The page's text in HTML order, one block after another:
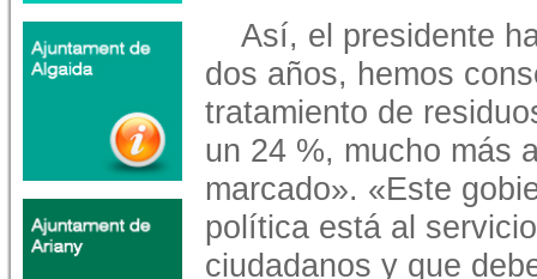
Así, el presidente
dos años, hemos
tratamiento de
un 24 %, mucho más
marcado». «Este
política está al
ciudadanos y que